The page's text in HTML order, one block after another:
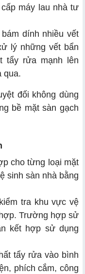
máy lau nhà tư
dính nhiều vết
lý những vết bẩn
tẩy rửa mạnh lên
qua.
đối không dùng
bề mặt sàn gạch
cho từng loại mặt
sinh sàn nhà bằng
tra khu vực vệ
Trường hợp sử
kết hợp sử dụng
tẩy rửa vào bình
phích cắm, công